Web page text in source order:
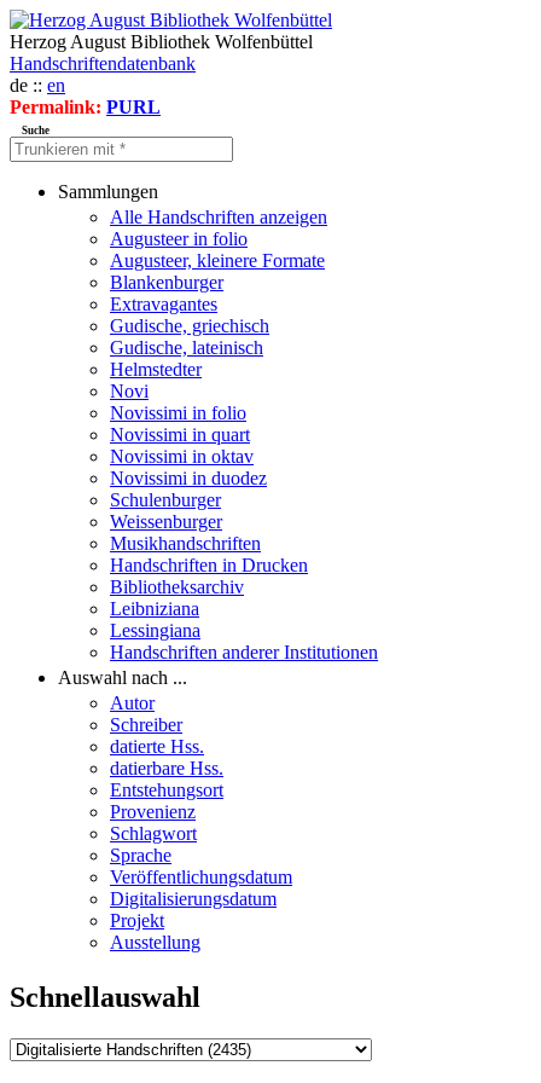
Herzog August Bibliothek Wolfenbüttel
Handschriftendatenbank
de :: en
Permalink: PURL
Suche
Sammlungen
Alle Handschriften anzeigen
Augusteer in folio
Augusteer, kleinere Formate
Blankenburger
Extravagantes
Gudische, griechisch
Gudische, lateinisch
Helmstedter
Novi
Novissimi in folio
Novissimi in quart
Novissimi in oktav
Novissimi in duodez
Schulenburger
Weissenburger
Musikhandschriften
Handschriften in Drucken
Bibliotheksarchiv
Leibniziana
Lessingiana
Handschriften anderer Institutionen
Auswahl nach ...
Autor
Schreiber
datierte Hss.
datierbare Hss.
Entstehungsort
Provenienz
Schlagwort
Sprache
Veröffentlichungsdatum
Digitalisierungsdatum
Projekt
Ausstellung
Schnellauswahl